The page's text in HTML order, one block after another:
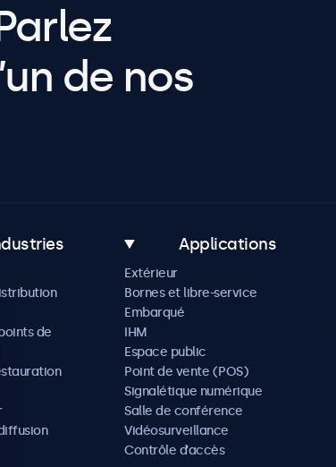
de nos
de
Applications
Extérieur
Bornes et libre-service
Embarqué
IHM
Espace public
Point de vente (POS)
Signalétique numérique
Salle de conférence
Vidéosurveillance
Contrôle d’accès